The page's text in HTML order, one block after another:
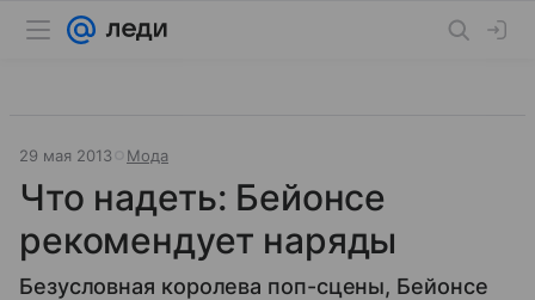
29 мая 2013 Мода
Что надеть: Бейонсе
рекомендует наряды
Безусловная королева поп-сцены, Бейонсе